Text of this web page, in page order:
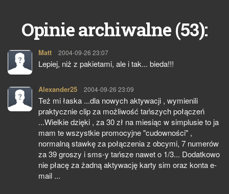
Opinie archiwalne (53):
Matt pisze:
2004-09-26 23:07
Lepiej, niż z pakietami, ale i tak... bieda!!!
Alexander25 pisze:
2004-09-26 23:09
Też mi łaska ...dla nowych aktywacji , wymienili
praktycznie clip za możliwość tańszych połączeń
...Wielkie dzięki , za 30 zł na miesiąc w simplusie to ja
mam te wszystkie promocyjne "cudowności" ,
normalną stawkę za połączenia z obcymi, 7 numerów
za 39 groszy i sms-y tańsze nawet o 1/3... Dodatkowo
nie płacę za żadną aktywację karty sim oraz konta e-
mail ...